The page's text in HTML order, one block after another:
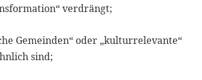
verdrängt;
Gemeinden“ oder „kulturrelevante“
sind;